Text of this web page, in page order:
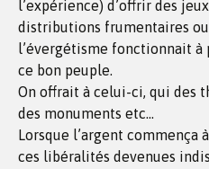
l’expérience) d’offrir des
distributions frumentaires ou
l’évergétisme fonctionnait
ce bon peuple.
On offrait à celui-ci, qui des
des monuments etc…
Lorsque l’argent commença
ces libéralités devenues